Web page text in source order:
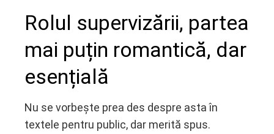
Rolul supervizării, partea
mai puțin romantică, dar
esențială
Nu se vorbește prea des despre asta în
textele pentru public, dar merită spus.